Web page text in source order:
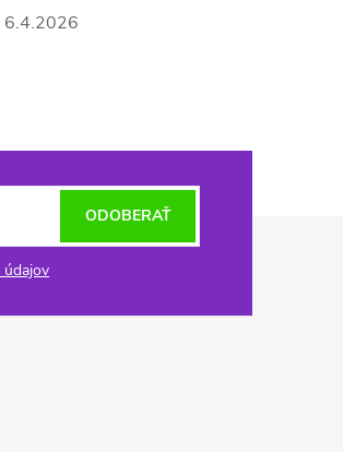
6.4.2026
ODOBERAŤ